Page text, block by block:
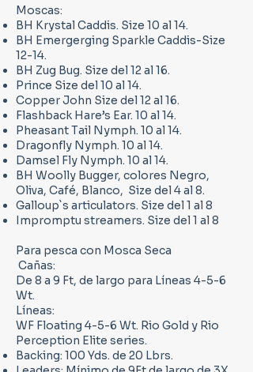
Moscas:
BH Krystal Caddis. Size 10 al 14.
BH Emergerging Sparkle Caddis-Size
12-14.
BH Zug Bug. Size del 12 al 16.
Prince Size del 10 al 14.
Copper John Size del 12 al 16.
Flashback Hare’s Ear. 10 al 14.
Pheasant Tail Nymph. 10 al 14.
Dragonfly Nymph. 10 al 14.
Damsel Fly Nymph. 10 al 14.
BH Woolly Bugger, colores Negro,
Oliva, Café, Blanco, Size del 4 al 8.
Galloup`s articulators. Size del 1 al 8
Impromptu streamers. Size del 1 al 8
Para pesca con Mosca Seca
Cañas:
De 8 a 9 Ft, de largo para Líneas 4-5-6
Wt.
Líneas:
WF Floating 4-5-6 Wt. Rio Gold y Rio
Perception Elite series.
Backing: 100 Yds. de 20 Lbrs.